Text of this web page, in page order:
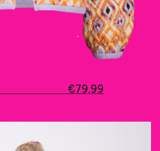
€79,99